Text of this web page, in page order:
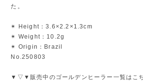
た。
✴︎ Height：3.6×2.2×1.3cm
✴︎ Weight：10.2g
✴︎ Origin：Brazil
No.250803
▼▽▼販売中のゴールデンヒーラー一覧は